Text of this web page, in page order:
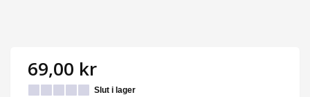
69,00 kr
Slut i lager